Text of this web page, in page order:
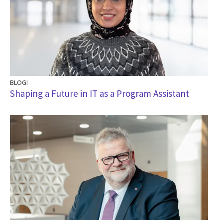
BLOGI
Shaping a Future in IT as a Program Assistant